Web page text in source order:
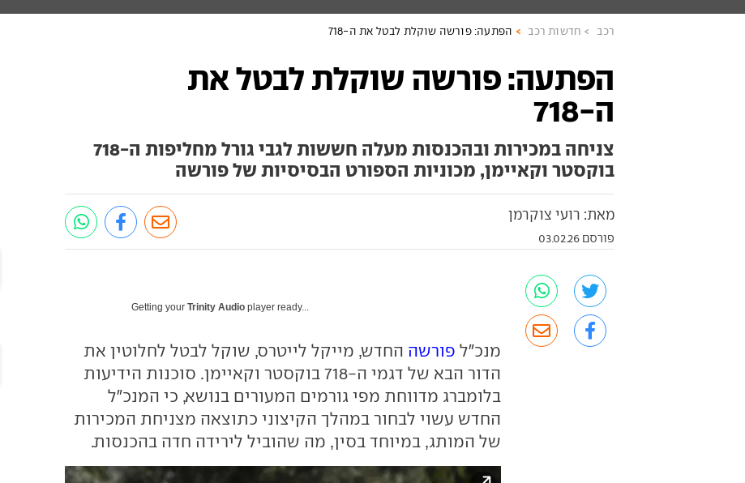
רכב חדשות רכב הפתעה: פורשה שוקלת לבטל את ה-718
הפתעה: פורשה שוקלת לבטל את
ה-718
צניחה במכירות ובהכנסות מעלה חששות לגבי גורל מחליפות ה-718
בוקסטר וקאיימן, מכוניות הספורט הבסיסיות של פורשה
מאת: רועי צוקרמן
פורסם 03.02.26
Getting yourTrinity Audio player ready...
מנכ"ל פורשה החדש, מייקל לייטרס, שוקל לבטל לחלוטין את
הדור הבא של דגמי ה-718 בוקסטר וקאיימן. סוכנות הידיעות
בלומברג מדווחת מפי גורמים המעורים בנושא, כי המנכ"ל
החדש עשוי לבחור במהלך הקיצוני כתוצאה מצניחת המכירות
של המותג, במיוחד בסין, מה שהוביל לירידה חדה בהכנסות.